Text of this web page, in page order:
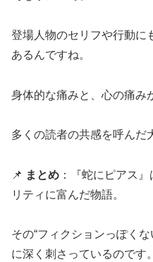
登場人物のセリフや行動に
あるんですね。
身体的な痛みと、心の痛み
多くの読者の共感を呼んだ
📌 まとめ ：『蛇にピアス
リティに富んだ物語。
その“フィクションっぽく
に深く刺さっているのです。